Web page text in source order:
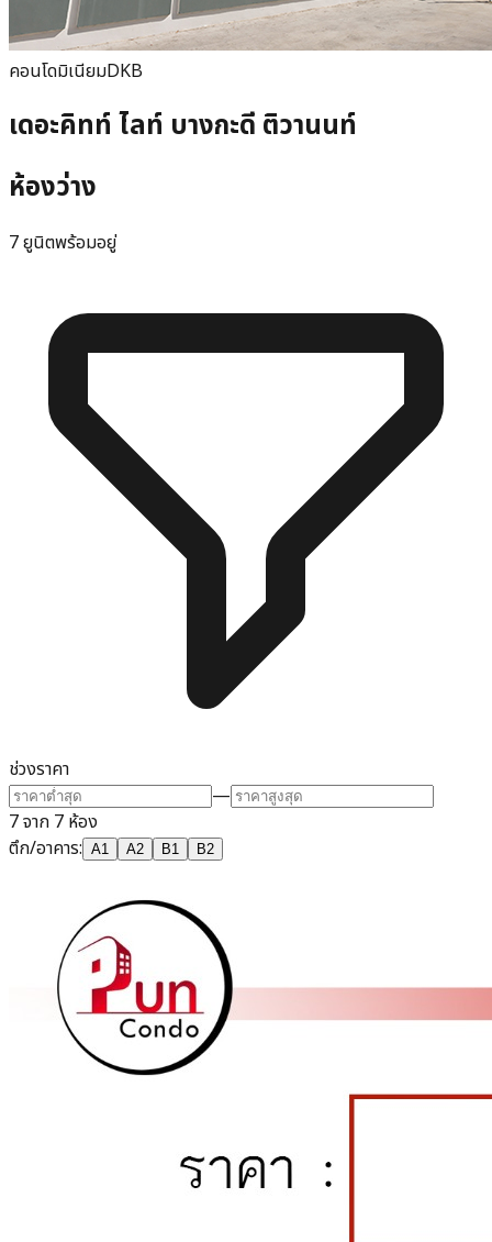
คอนโดมิเนียมDKB
เดอะคิทท์ ไลท์ บางกะดี ติวานนท์
ห้องว่าง
7 ยูนิตพร้อมอยู่
ช่วงราคา
—
7 จาก 7 ห้อง
ตึก/อาคาร: A1 A2 B1 B2